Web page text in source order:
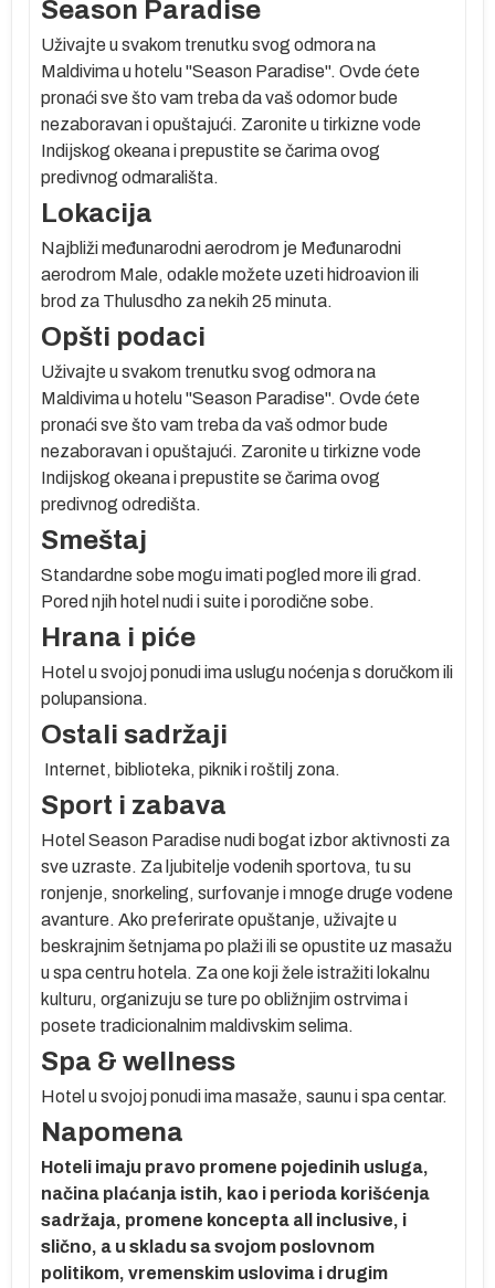
Season Paradise
Uživajte u svakom trenutku svog odmora na
Maldivima u hotelu "Season Paradise". Ovde ćete
pronaći sve što vam treba da vaš odomor bude
nezaboravan i opuštajući. Zaronite u tirkizne vode
Indijskog okeana i prepustite se čarima ovog
predivnog odmarališta.
Lokacija
Najbliži međunarodni aerodrom je Međunarodni
aerodrom Male, odakle možete uzeti hidroavion ili
brod za Thulusdho za nekih 25 minuta.
Opšti podaci
Uživajte u svakom trenutku svog odmora na
Maldivima u hotelu "Season Paradise". Ovde ćete
pronaći sve što vam treba da vaš odmor bude
nezaboravan i opuštajući. Zaronite u tirkizne vode
Indijskog okeana i prepustite se čarima ovog
predivnog odredišta.
Smeštaj
Standardne sobe mogu imati pogled more ili grad.
Pored njih hotel nudi i suite i porodične sobe.
Hrana i piće
Hotel u svojoj ponudi ima uslugu noćenja s doručkom ili
polupansiona.
Ostali sadržaji
Internet, biblioteka, piknik i roštilj zona.
Sport i zabava
Hotel Season Paradise nudi bogat izbor aktivnosti za
sve uzraste. Za ljubitelje vodenih sportova, tu su
ronjenje, snorkeling, surfovanje i mnoge druge vodene
avanture. Ako preferirate opuštanje, uživajte u
beskrajnim šetnjama po plaži ili se opustite uz masažu
u spa centru hotela. Za one koji žele istražiti lokalnu
kulturu, organizuju se ture po obližnjim ostrvima i
posete tradicionalnim maldivskim selima.
Spa & wellness
Hotel u svojoj ponudi ima masaže, saunu i spa centar.
Napomena
Hoteli imaju pravo promene pojedinih usluga,
načina plaćanja istih, kao i perioda korišćenja
sadržaja, promene koncepta all inclusive, i
slično, a u skladu sa svojom poslovnom
politikom, vremenskim uslovima i drugim